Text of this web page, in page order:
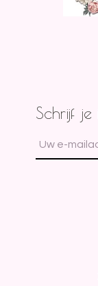
Schrijf